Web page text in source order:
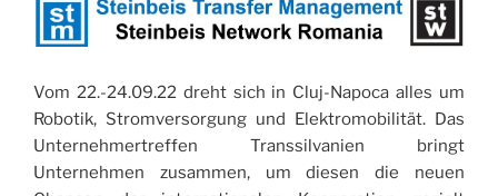
Vom 22.-24.09.22 dreht sich in Cluj-Napoca alles um
Robotik, Stromversorgung und Elektromobilität. Das
Unternehmertreffen Transsilvanien bringt
Unternehmen zusammen, um diesen die neuen